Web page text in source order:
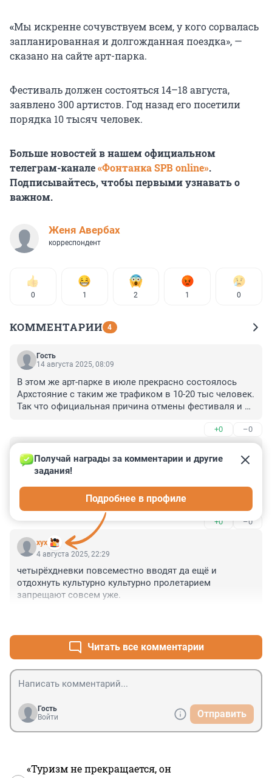
«Мы искренне сочувствуем всем, у кого сорвалась
запланированная и долгожданная поездка», —
сказано на сайте арт-парка.
Фестиваль должен состояться 14–18 августа,
заявлено 300 артистов. Год назад его посетили
порядка 10 тысяч человек.
Больше новостей в нашем официальном
телеграм-канале«Фонтанка SPB online».
Подписывайтесь, чтобы первыми узнавать о
важном.
Женя Авербах
корреспондент
0 1 2 1 0
КОММЕНТАРИИ 4
Гость
14 августа 2025, 08:09
В этом же арт-парке в июле прекрасно состоялось
Архстояние с таким же трафиком в 10-20 тыс человек.
Так что официальная причина отмены фестиваля и от
+0 –0
4 августа 2025, 22:58
больше 50 человек - никак нельзя вместе быть.....
таково вероятно мнение сверху.... перенимаем опыт
азиатских друганов
+0 –0
хух
Получай награды за комментарии и другие
задания!
Подробнее в профиле
4 августа 2025, 22:29
четырёхдневки повсеместно вводят да ещё и
отдохнуть культурно культурно пролетарием
запрещают совсем уже.
Читать все комментарии
Гость
Войти
Отправить
«Туризм не прекращается, он